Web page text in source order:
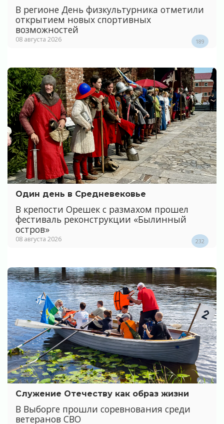
В регионе День физкультурника отметили
открытием новых спортивных
возможностей
08 августа 2026 189
Один день в Средневековье
В крепости Орешек с размахом прошел
фестиваль реконструкции «Былинный
остров»
08 августа 2026 232
Служение Отечеству как образ жизни
В Выборге прошли соревнования среди
ветеранов СВО